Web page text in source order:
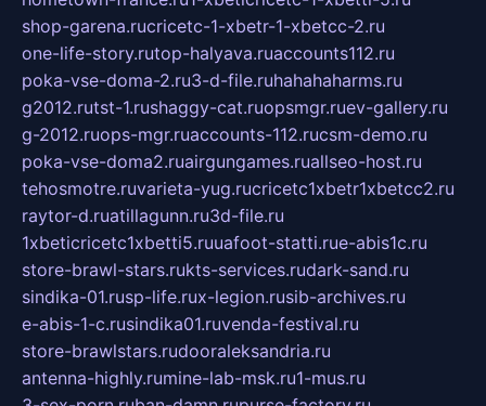
shop-garena.rucricetc-1-xbetr-1-xbetcc-2.ru
one-life-story.rutop-halyava.ruaccounts112.ru
poka-vse-doma-2.ru3-d-file.ruhahahaharms.ru
g2012.rutst-1.rushaggy-cat.ruopsmgr.ruev-gallery.ru
g-2012.ruops-mgr.ruaccounts-112.rucsm-demo.ru
poka-vse-doma2.ruairgungames.ruallseo-host.ru
tehosmotre.ruvarieta-yug.rucricetc1xbetr1xbetcc2.ru
raytor-d.ruatillagunn.ru3d-file.ru
1xbeticricetc1xbetti5.ruuafoot-statti.rue-abis1c.ru
store-brawl-stars.rukts-services.rudark-sand.ru
sindika-01.rusp-life.rux-legion.rusib-archives.ru
e-abis-1-c.rusindika01.ruvenda-festival.ru
store-brawlstars.rudooraleksandria.ru
antenna-highly.rumine-lab-msk.ru1-mus.ru